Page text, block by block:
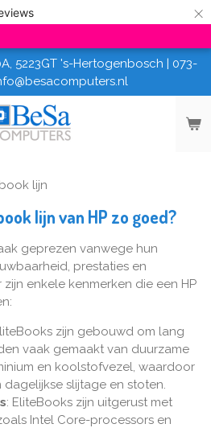
×
5223GT 's-Hertogenbosch | 073-
lijn
lijn van HP zo goed?
geprezen vanwege hun
prestaties en
enkele kenmerken die een HP
zijn gebouwd om lang
vaak gemaakt van duurzame
en koolstofvezel, waardoor
slijtage en stoten.
: EliteBooks zijn uitgerust met
Intel Core-processors en